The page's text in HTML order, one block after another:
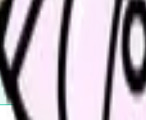
容に
支援. 病院ごとの傾向も担当者が共有. 登